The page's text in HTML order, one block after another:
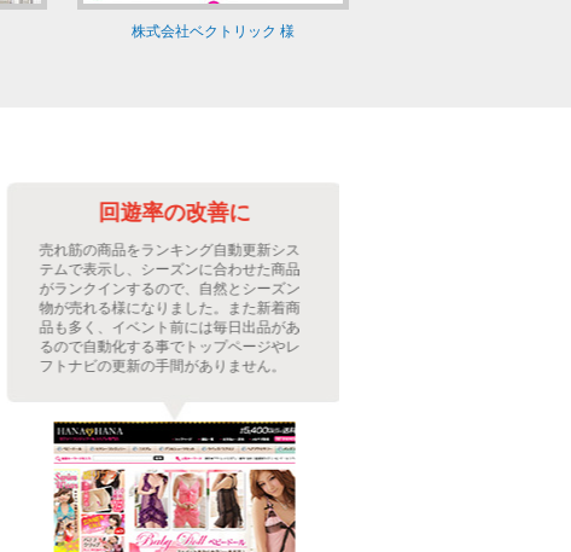
株式会社ベクトリック 様
回遊率の改善に
売れ筋の商品をランキング自動更新シス
テムで表示し、シーズンに合わせた商品
がランクインするので、自然とシーズン
物が売れる様になりました。また新着商
品も多く、イベント前には毎日出品があ
るので自動化する事でトップページやレ
フトナビの更新の手間がありません。